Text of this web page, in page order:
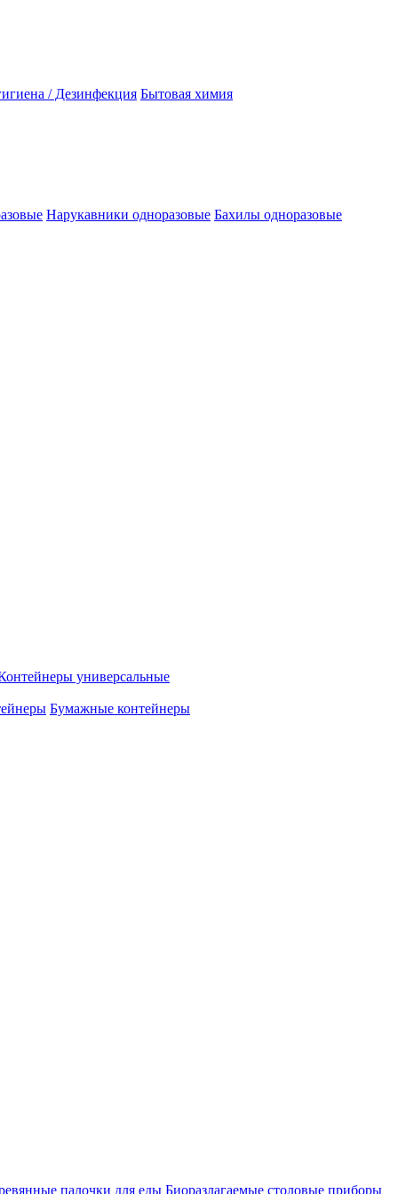
/ Дезинфекция Бытовая химия
Нарукавники одноразовые Бахилы одноразовые
универсальные
Бумажные контейнеры
палочки для еды Биоразлагаемые столовые приборы